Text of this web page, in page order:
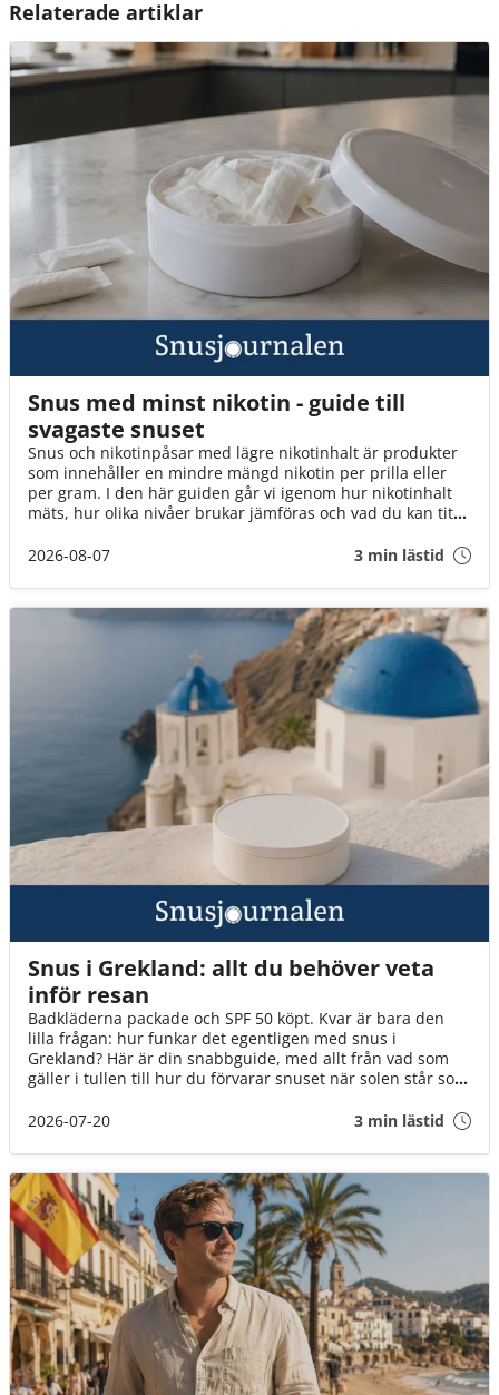
Relaterade artiklar
Snus med minst nikotin - guide till
svagaste snuset
Snus och nikotinpåsar med lägre nikotinhalt är produkter
som innehåller en mindre mängd nikotin per prilla eller
per gram. I den här guiden går vi igenom hur nikotinhalt
mäts, hur olika nivåer brukar jämföras och vad du kan titta
2026-08-07
3 min lästid
Snus i Grekland: allt du behöver veta
inför resan
Badkläderna packade och SPF 50 köpt. Kvar är bara den
lilla frågan: hur funkar det egentligen med snus i
Grekland? Här är din snabbguide, med allt från vad som
gäller i tullen till hur du förvarar snuset när solen står som
2026-07-20
3 min lästid